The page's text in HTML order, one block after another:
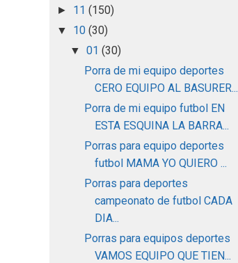
► 11 (150)
▼ 10 (30)
▼01(30)
Porra de mi equipo deportes
CERO EQUIPO AL BASURER...
Porra de mi equipo futbol EN
ESTA ESQUINA LA BARRA...
Porras para equipo deportes
futbol MAMA YO QUIERO ...
Porras para deportes
campeonato de futbol CADA
DIA...
Porras para equipos deportes
VAMOS EQUIPO QUE TIEN...